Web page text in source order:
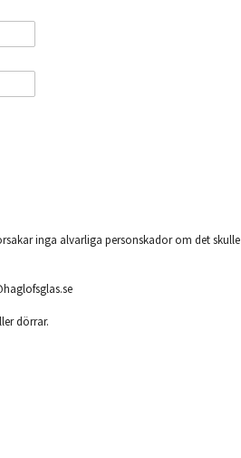
inga alvarliga personskador om det skulle
dörrar.